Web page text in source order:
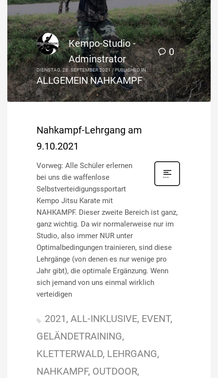
0
Kempo-Studio -
Adminstrator
DIENSTAG, 28. SEPTEMBER 2021/ PUBLISHED IN
ALLGEMEIN,NAHKAMPF
Nahkampf-Lehrgang am
9.10.2021
Vorweg: Alle Schüler erlernen
bei uns die waffenlose
Selbstverteidigungssportart
Kempo Jitsu Karate mit
NAHKAMPF. Dieser zweite Bereich ist ganz,
ganz wichtig. Da wir normalerweise nur im
Studio, also immer NUR unter
Optimalbedingungen trainieren, sind diese
Lehrgänge (von denen es nur wenige pro
Jahr gibt), die optimale Ergänzung. Wenn
sich jemand von uns einmal wirklich
verteidigen
2021 ALL-INKLUSIVE EVENT
GELÄNDETRAINING
KLETTERWALD LEHRGANG
NAHKAMPF OUTDOOR